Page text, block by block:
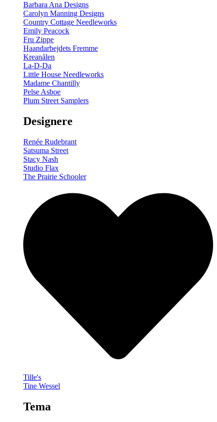
Barbara Ana Designs
Carolyn Manning Designs
Country Cottage Needleworks
Emily Peacock
Fru Zippe
Haandarbejdets Fremme
Kreanålen
La-D-Da
Little House Needleworks
Madame Chantilly
Pelse Asboe
Plum Street Samplers
Designere
Renée Rudebrant
Satsuma Street
Stacy Nash
Studio Flax
The Prairie Schooler
Tille's
Tine Wessel
Tema